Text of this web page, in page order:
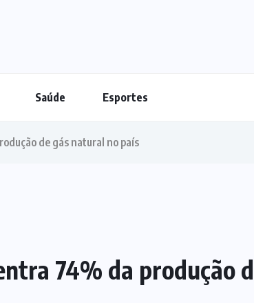
Saúde Esportes
de gás natural no país
74% da produção